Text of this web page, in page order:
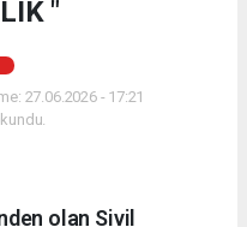
"
27.06.2026 - 17:21
olan Sivil